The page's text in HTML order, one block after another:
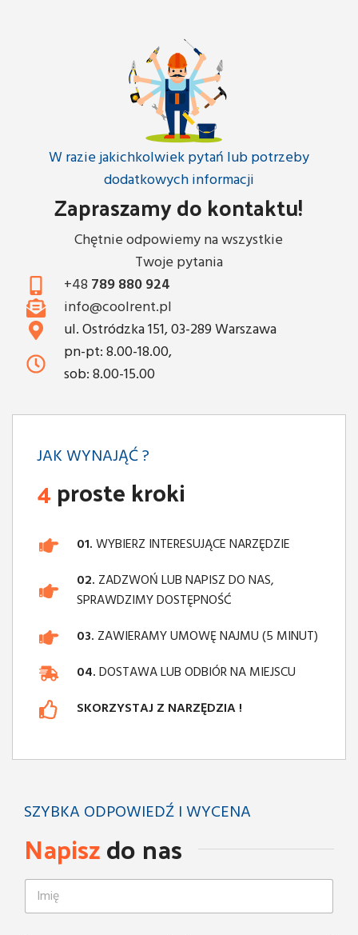
W razie jakichkolwiek pytań lub potrzeby
dodatkowych informacji
Zapraszamy do kontaktu!
Chętnie odpowiemy na wszystkie
Twoje pytania
+48 789 880 924
info@coolrent.pl
ul. Ostródzka 151, 03-289 Warszawa
pn-pt: 8.00-18.00,
sob: 8.00-15.00
JAK WYNAJĄĆ ?
4proste kroki
01.WYBIERZ INTERESUJĄCE NARZĘDZIE
02. ZADZWOŃ LUB NAPISZ DO NAS,
SPRAWDZIMY DOSTĘPNOŚĆ
03. ZAWIERAMY UMOWĘ NAJMU (5 MINUT)
04.DOSTAWA LUB ODBIÓR NA MIEJSCU
SKORZYSTAJ Z NARZĘDZIA !
SZYBKA ODPOWIEDŹ I WYCENA
Napiszdo nas